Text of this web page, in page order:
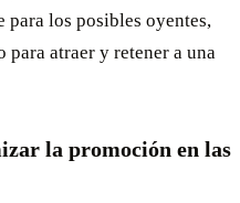
para los posibles oyentes,
para atraer y retener a una
la promoción en las